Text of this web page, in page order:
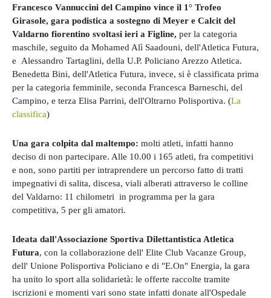
Francesco Vannuccini del Campino vince il 1° Trofeo
Girasole, gara podistica a sostegno di Meyer e Calcit del
Valdarno fiorentino svoltasi ieri a Figline, per la categoria
maschile, seguito da Mohamed Alì Saadouni, dell'Atletica Futura,
e Alessandro Tartaglini, della U.P. Policiano Arezzo Atletica.
Benedetta Bini, dell'Atletica Futura, invece, si è classificata prima
per la categoria femminile, seconda Francesca Barneschi, del
Campino, e terza Elisa Parrini, dell'Oltrarno Polisportiva. (La
classifica)
Una gara colpita dal maltempo: molti atleti, infatti hanno
deciso di non partecipare. Alle 10.00 i 165 atleti, fra competitivi
e non, sono partiti per intraprendere un percorso fatto di tratti
impegnativi di salita, discesa, viali alberati attraverso le colline
del Valdarno: 11 chilometri in programma per la gara
competitiva, 5 per gli amatori.
Ideata dall'Associazione Sportiva Dilettantistica Atletica
Futura, con la collaborazione dell' Elite Club Vacanze Group,
dell' Unione Polisportiva Policiano e di "E.On" Energia, la gara
ha unito lo sport alla solidarietà: le offerte raccolte tramite
iscrizioni e momenti vari sono state infatti donate all'Ospedale